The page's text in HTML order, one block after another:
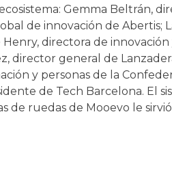
Gemma Beltrán,
de innovación de Abertis;
directora de innovación
director general de
y personas de la
de Tech Barcelona. El
de ruedas de Mooevo le